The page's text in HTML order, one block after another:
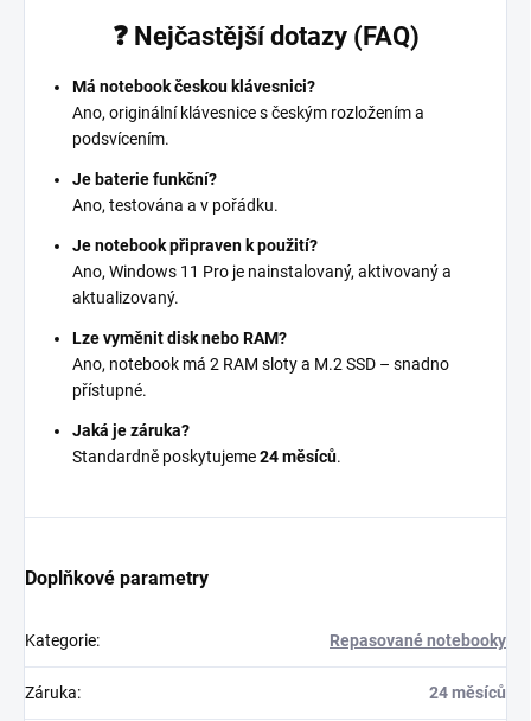
❓ Nejčastější dotazy (FAQ)
Má notebook českou klávesnici?
Ano, originální klávesnice s českým rozložením a
podsvícením.
Je baterie funkční?
Ano, testována a v pořádku.
Je notebook připraven k použití?
Ano, Windows 11 Pro je nainstalovaný, aktivovaný a
aktualizovaný.
Lze vyměnit disk nebo RAM?
Ano, notebook má 2 RAM sloty a M.2 SSD – snadno
přístupné.
Jaká je záruka?
Standardně poskytujeme24 měsíců.
Doplňkové parametry
Kategorie: Repasované notebooky
Záruka: 24 měsíců